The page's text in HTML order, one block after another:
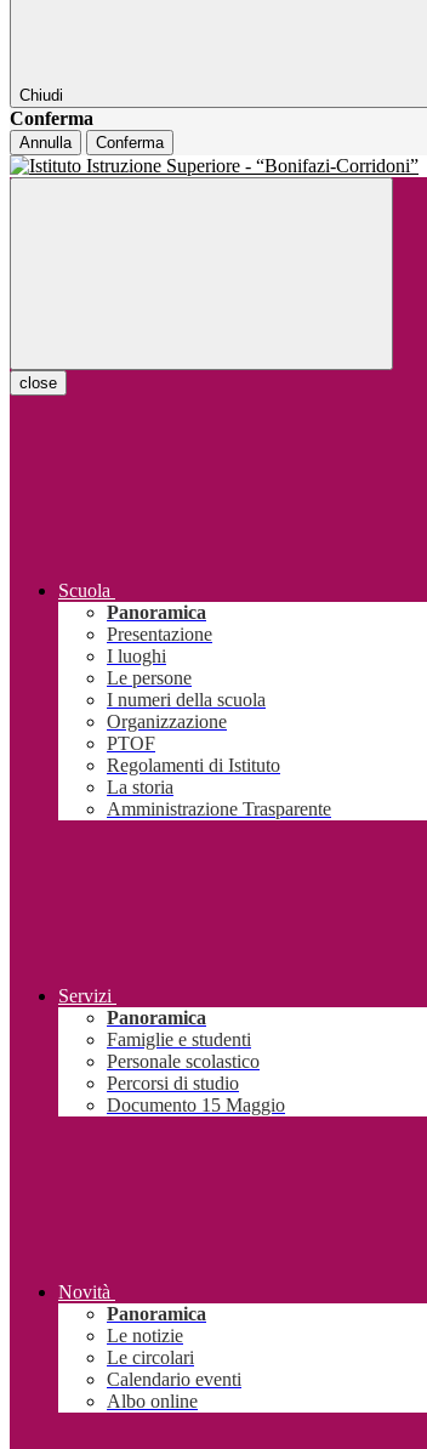
Chiudi
Conferma
Annulla Conferma
close
Scuola
Panoramica
Presentazione
I luoghi
Le persone
I numeri della scuola
Organizzazione
PTOF
Regolamenti di Istituto
La storia
Amministrazione Trasparente
Servizi
Panoramica
Famiglie e studenti
Personale scolastico
Percorsi di studio
Documento 15 Maggio
Novità
Panoramica
Le notizie
Le circolari
Calendario eventi
Albo online